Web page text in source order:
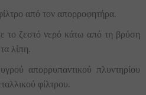
από τον απορροφητήρα.
το ζεστό νερό κάτω από τη βρύση
λίπη.
απορρυπαντικού πλυντηρίου
φίλτρου.